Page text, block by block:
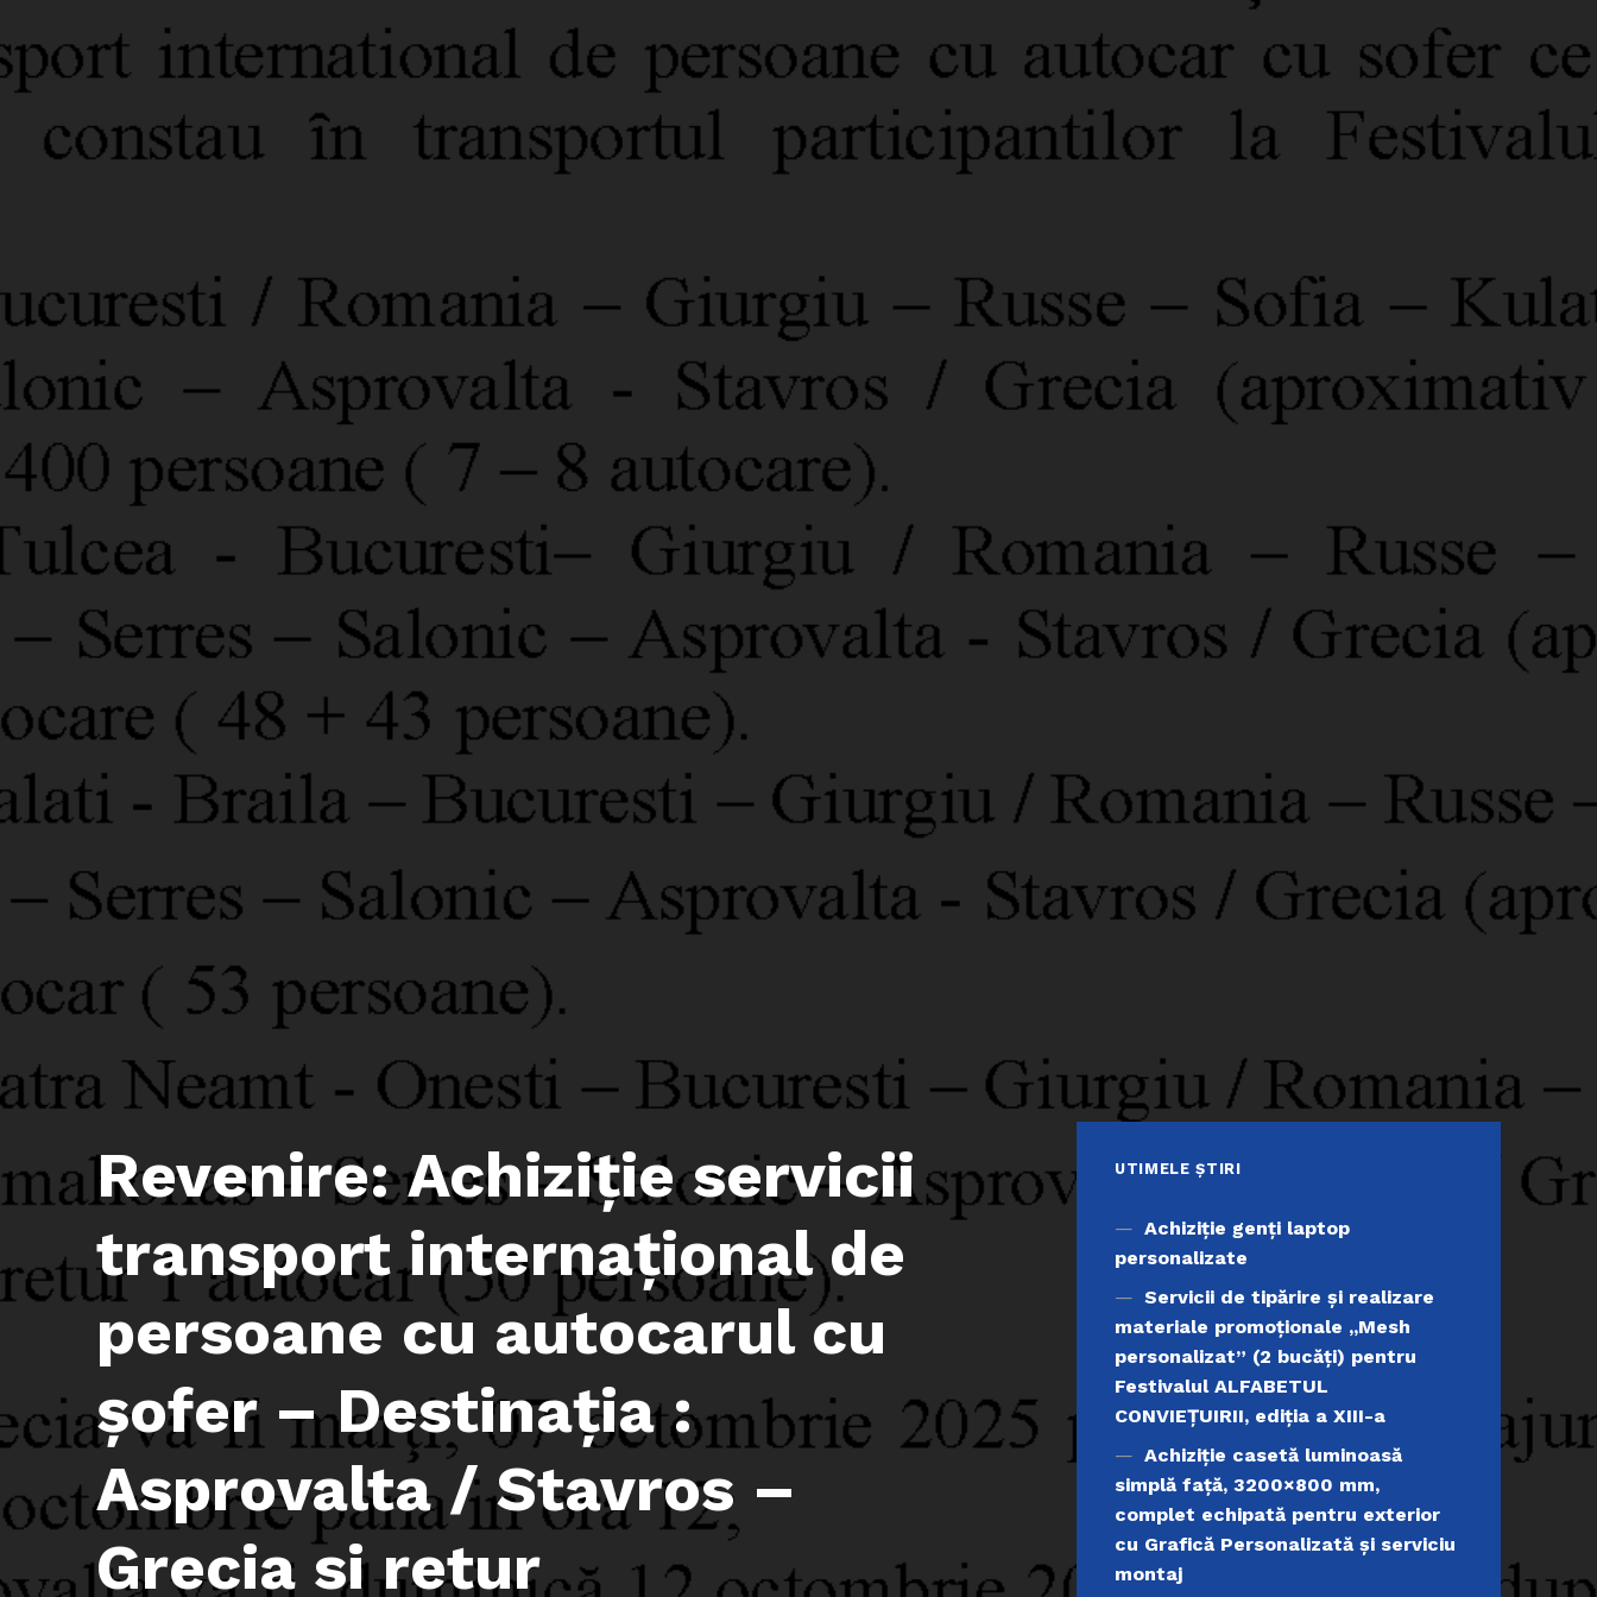
Revenire: Achiziţie servicii
transport internațional de
persoane cu autocarul cu
șofer – Destinația :
Asprovalta / Stavros –
Grecia si retur
UTIMELE ȘTIRI
Achiziţie genți laptop
personalizate
Servicii de tipărire şi realizare
materiale promoţionale ,,Mesh
personalizat” (2 bucăți) pentru
Festivalul ALFABETUL
CONVIEŢUIRII, ediţia a XIII-a
Achiziție casetă luminoasă
simplă față, 3200×800 mm,
complet echipată pentru exterior
cu Grafică Personalizată și serviciu
montaj